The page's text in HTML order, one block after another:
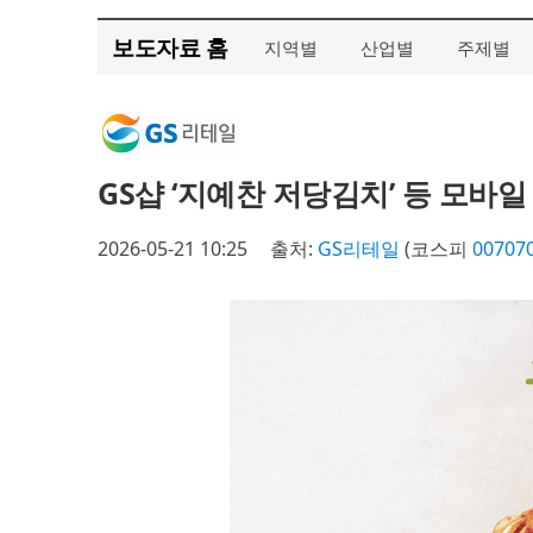
보도자료 홈 지역별 산업별 주제별
GS샵 ‘지예찬 저당김치’ 등 모바
2026-05-21 10:25 출처: GS리테일 (코스피